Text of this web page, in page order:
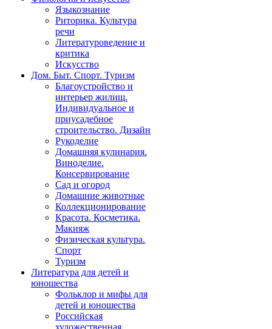
Языкознание
Риторика. Культура
речи
Литературоведение и
критика
Искусство
Дом. Быт. Спорт. Туризм
Благоустройство и
интерьер жилищ.
Индивидуальное и
приусадебное
строительство. Дизайн
Рукоделие
Домашняя кулинария.
Виноделие.
Консервирование
Сад и огород
Домашние животные
Коллекционирование
Красота. Косметика.
Макияж
Физическая культура.
Спорт
Туризм
Литература для детей и
юношества
Фольклор и мифы для
детей и юношества
Российская
художественная